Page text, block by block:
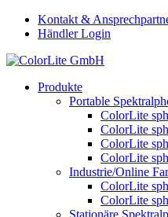
Kontakt &
Händler Login
Produkte
Portable
ColorLite
ColorLite
ColorLite
ColorLite
Industrie/Online
ColorLite
ColorLite
Stationäre